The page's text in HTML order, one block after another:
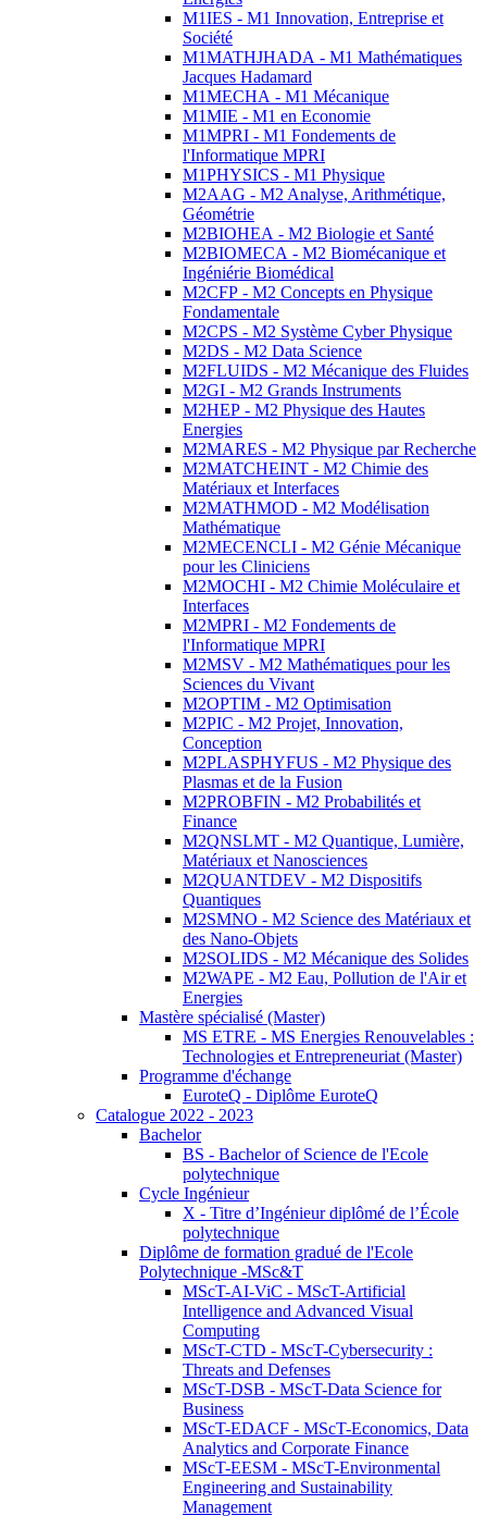
M1IES - M1 Innovation, Entreprise et
Société
M1MATHJHADA - M1 Mathématiques
Jacques Hadamard
M1MECHA - M1 Mécanique
M1MIE - M1 en Economie
M1MPRI - M1 Fondements de
l'Informatique MPRI
M1PHYSICS - M1 Physique
M2AAG - M2 Analyse, Arithmétique,
Géométrie
M2BIOHEA - M2 Biologie et Santé
M2BIOMECA - M2 Biomécanique et
Ingéniérie Biomédical
M2CFP - M2 Concepts en Physique
Fondamentale
M2CPS - M2 Système Cyber Physique
M2DS - M2 Data Science
M2FLUIDS - M2 Mécanique des Fluides
M2GI - M2 Grands Instruments
M2HEP - M2 Physique des Hautes
Energies
M2MARES - M2 Physique par Recherche
M2MATCHEINT - M2 Chimie des
Matériaux et Interfaces
M2MATHMOD - M2 Modélisation
Mathématique
M2MECENCLI - M2 Génie Mécanique
pour les Cliniciens
M2MOCHI - M2 Chimie Moléculaire et
Interfaces
M2MPRI - M2 Fondements de
l'Informatique MPRI
M2MSV - M2 Mathématiques pour les
Sciences du Vivant
M2OPTIM - M2 Optimisation
M2PIC - M2 Projet, Innovation,
Conception
M2PLASPHYFUS - M2 Physique des
Plasmas et de la Fusion
M2PROBFIN - M2 Probabilités et
Finance
M2QNSLMT - M2 Quantique, Lumière,
Matériaux et Nanosciences
M2QUANTDEV - M2 Dispositifs
Quantiques
M2SMNO - M2 Science des Matériaux et
des Nano-Objets
M2SOLIDS - M2 Mécanique des Solides
M2WAPE - M2 Eau, Pollution de l'Air et
Energies
Mastère spécialisé (Master)
MS ETRE - MS Energies Renouvelables :
Technologies et Entrepreneuriat (Master)
Programme d'échange
EuroteQ - Diplôme EuroteQ
Catalogue 2022 - 2023
Bachelor
BS - Bachelor of Science de l'Ecole
polytechnique
Cycle Ingénieur
X - Titre d’Ingénieur diplômé de l’École
polytechnique
Diplôme de formation gradué de l'Ecole
Polytechnique -MSc&T
MScT-AI-ViC - MScT-Artificial
Intelligence and Advanced Visual
Computing
MScT-CTD - MScT-Cybersecurity :
Threats and Defenses
MScT-DSB - MScT-Data Science for
Business
MScT-EDACF - MScT-Economics, Data
Analytics and Corporate Finance
MScT-EESM - MScT-Environmental
Engineering and Sustainability
Management